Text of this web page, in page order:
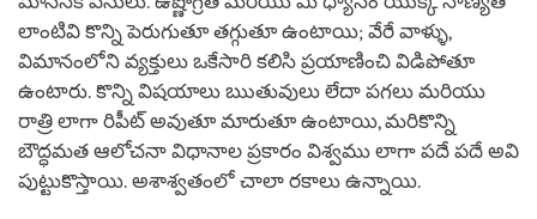
లాంటివి కొన్ని పెరుగుతూ తగ్గుతూ ఉంటాయి; వేరే వాళ్ళు,
విమానంలోని వ్యక్తులు ఒకేసారి కలిసి ప్రయాణించి విడిపోతూ
ఉంటారు. కొన్ని విషయాలు ఋతువులు లేదా పగలు మరియు
రాత్రి లాగా రిపీట్ అవుతూ మారుతూ ఉంటాయి, మరికొన్ని
బౌద్ధమత ఆలోచనా విధానాల ప్రకారం విశ్వము లాగా పదే పదే అవి
పుట్టుకొస్తాయి. అశాశ్వతంలో చాలా రకాలు ఉన్నాయి.